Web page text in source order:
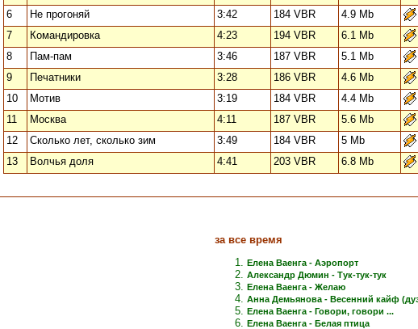
6
Не прогоняй 3:42 184 VBR 4.9 Mb
7
Командировка 4:23 194 VBR 6.1 Mb
8
Пам-пам 3:46 187 VBR 5.1 Mb
9
Печатники 3:28 186 VBR 4.6 Mb
10
Мотив 3:19 184 VBR 4.4 Mb
11
Москва 4:11 187 VBR 5.6 Mb
12
Сколько лет, сколько зим 3:49 184 VBR 5 Mb
13
Волчья доля 4:41 203 VBR 6.8 Mb
за все время
Елена Ваенга - Аэропорт
Александр Дюмин - Тук-тук-тук
Елена Ваенга - Желаю
Анна Демьянова - Весенний кайф
Елена Ваенга - Говори, говори ...
Елена Ваенга - Белая птица